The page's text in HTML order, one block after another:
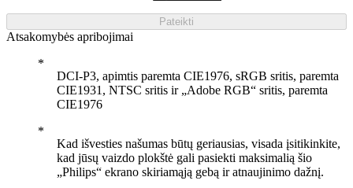
Pateikti
Atsakomybės apribojimai
DCI-P3, apimtis paremta CIE1976, sRGB sritis, paremta
CIE1931, NTSC sritis ir „Adobe RGB“ sritis, paremta
CIE1976
Kad išvesties našumas būtų geriausias, visada įsitikinkite,
kad jūsų vaizdo plokštė gali pasiekti maksimalią šio
„Philips“ ekrano skiriamąją gebą ir atnaujinimo dažnį.